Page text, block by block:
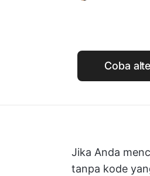
Coba
Jika Anda
tanpa kode